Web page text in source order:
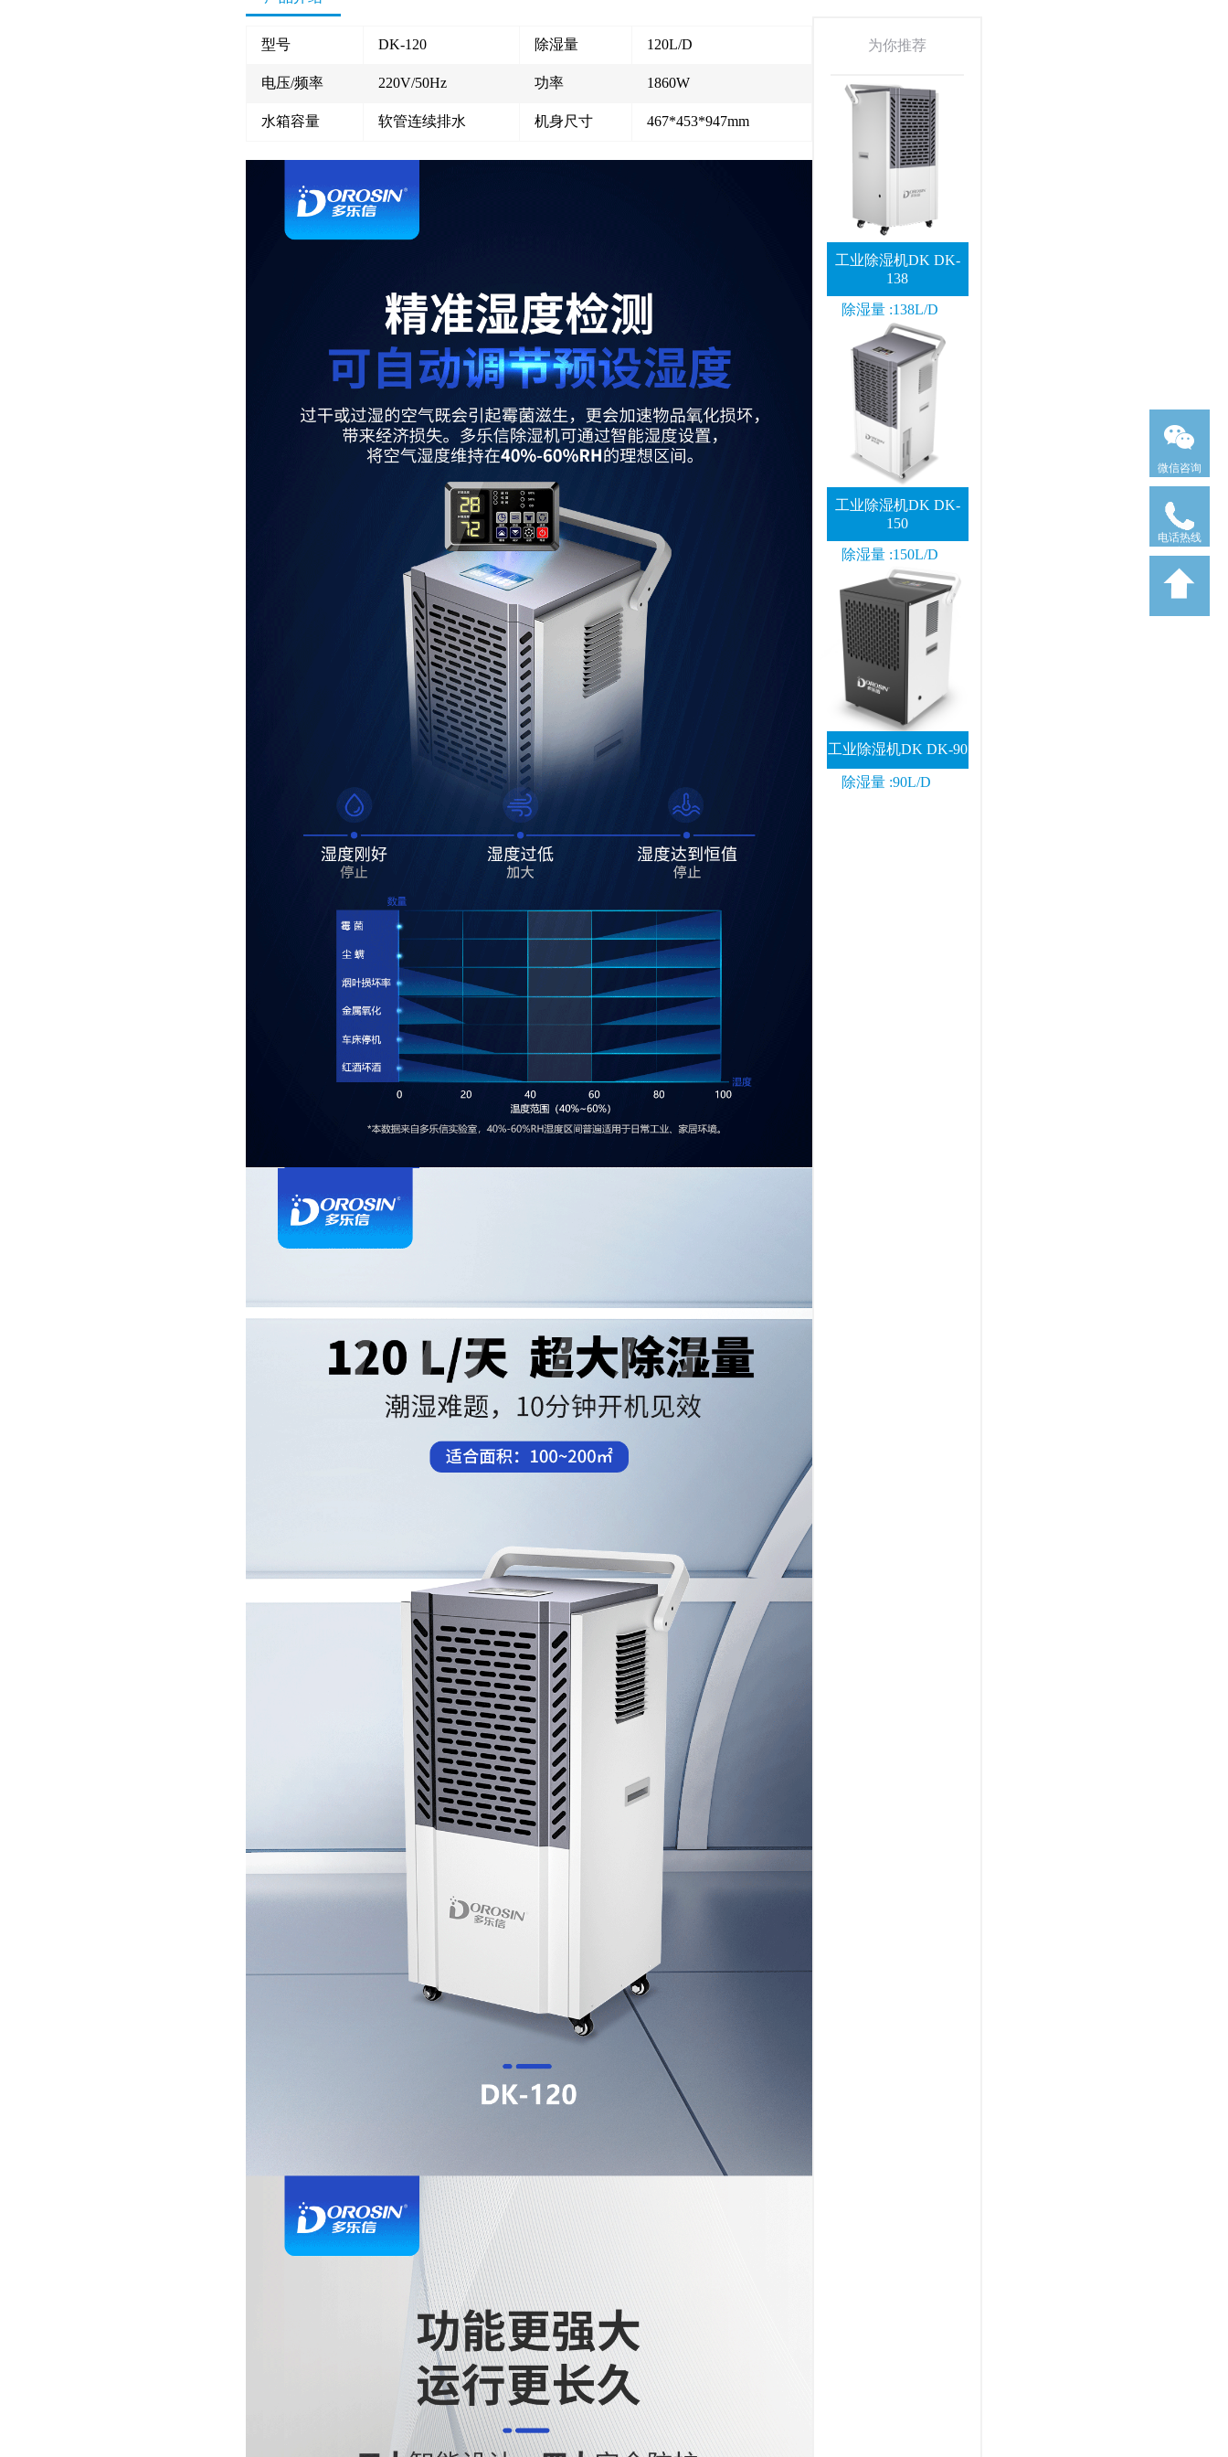
型号 DK-120 除湿量 120L/D
电压/频率 220V/50Hz 功率 1860W
水箱容量 软管连续排水 机身尺寸 467*453*947mm
为你推荐
工业除湿机DK DK-
138
除湿量 :138L/D
工业除湿机DK DK-
150
除湿量 :150L/D
工业除湿机DK DK-90
除湿量 :90L/D
微信咨询
电话热线